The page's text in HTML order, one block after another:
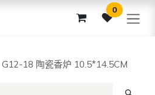
0
G12-18 陶瓷香炉 10.5*14.5CM